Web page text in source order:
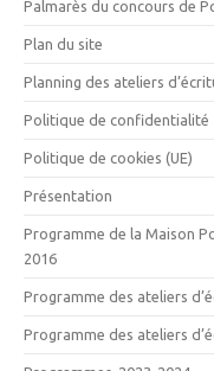
Palmarès du concours de
Plan du site
Planning des ateliers
Politique de confidentialité
Politique de cookies (UE)
Présentation
Programme de la Maison
2016
Programme des ateliers
Programme des ateliers